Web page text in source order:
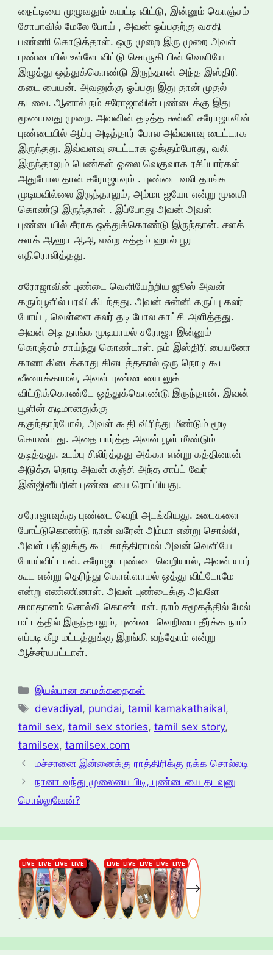
நைட்டியை முழுவதும் கயட்டி விட்டு, இன்னும் கொஞ்சம்
சோபாவில் மேலே போய் , அவன் ஓப்பதற்கு வசதி
பண்ணி கொடுத்தாள். ஒரு முறை இரு முறை அவள்
புண்டையில் உள்ளே விட்டு சொருகி பின் வெளியே
இழுத்து ஒத்துக்கொண்டு இருந்தான் அந்த இஸ்திரி
கடை பையன். அவனுக்கு ஓப்பது இது தான் முதல்
தடவை. ஆனால் நம் சரோஜாவின் புண்டைக்கு இது
மூணாவது முறை. அவனின் தடித்த சுன்னி சரோஜாவின்
புண்டையில் ஆப்பு அடித்தார் போல அவ்வளவு டைட்டாக
இருந்தது. இவ்வளவு டைட்டாக ஓக்கும்போது, வலி
இருந்தாலும் பெண்கள் ஓலை வெகுவாக ரசிப்பார்கள்
அதுபோல தான் சரோஜாவும் . புண்டை வலி தாங்க
முடியவில்லை இருந்தாலும், அம்மா ஐயோ என்று முனகி
கொண்டு இருந்தாள் . இப்போது அவன் அவள்
புண்டையில் சீராக ஒத்துக்கொண்டு இருந்தான். சளக்
சளக் ஆஹா ஆஆ என்ற சத்தம் ஹால் பூர
எதிரொலித்தது.
சரோஜாவின் புண்டை வெளியேற்றிய ஜூஸ் அவன்
கரும்பூளில் பரவி கிடந்தது. அவன் சுன்னி கருப்பு கலர்
போய் , வெள்ளை கலர் தடி போல காட்சி அளித்தது.
அவன் அடி தாங்க முடியாமல் சரோஜா இன்னும்
கொஞ்சம் சாய்ந்து கொண்டாள். நம் இஸ்திரி பையனோ
காண கிடைக்காது கிடைத்ததால் ஒரு நொடி கூட
வீணாக்காமல், அவள் புண்டையை லுக்
விட்டுக்கொண்டே ஒத்துக்கொண்டு இருந்தான். இவன்
பூளின் தடிமானதுக்கு
தகுந்தாற்போல், அவள் கூதி விரிந்து மீண்டும் மூடி
கொண்டது. அதை பார்த்த அவன் பூள் மீண்டும்
தடித்தது. உடம்பு சிலிர்த்தது அக்கா என்று கத்தினான்
அடுத்த நொடி அவன் கஞ்சி அந்த சாப்ட் வேர்
இன்ஜினீயரின் புண்டையை ரொப்பியது.
சரோஜாவுக்கு புண்டை வெறி அடங்கியது. உடைகளை
போட்டுகொண்டு நான் வரேன் அம்மா என்று சொல்லி,
அவள் பதிலுக்கு கூட காத்திராமல் அவன் வெளியே
போய்விட்டான். சரோஜா புண்டை வெறியால், அவன் யார்
கூட என்று தெரிந்து கொள்ளாமல் ஒத்து விட்டோமே
என்று எண்ணினாள். அவள் புண்டைக்கு அவளே
சமாதானம் சொல்லி கொண்டாள். நாம் சமூகத்தில் மேல்
மட்டத்தில் இருந்தாலும், புண்டை வெறியை தீர்க்க நாம்
எப்படி கீழ மட்டத்துக்கு இறங்கி வந்தோம் என்று
ஆச்சர்யபட்டாள்.
Categories
இயல்பான காமக்கதைகள்
Tags
devadiyal, pundai,tamil kamakathaikal,
tamil sex, tamil sex stories, tamil sex story,
tamilsex, tamilsex.com
மச்சானை இன்னைக்கு ராத்திரிக்கு நக்க சொல்லடி
நானா வந்து முலையை பிடி, புண்டையை தடவுனு
சொல்லுவேன்?